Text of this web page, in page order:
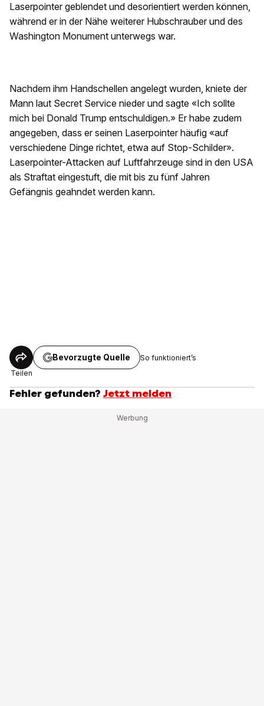
Laserpointer geblendet und desorientiert werden können,
während er in der Nähe weiterer Hubschrauber und des
Washington Monument unterwegs war.
Nachdem ihm Handschellen angelegt wurden, kniete der
Mann laut Secret Service nieder und sagte «Ich sollte
mich bei Donald Trump entschuldigen.» Er habe zudem
angegeben, dass er seinen Laserpointer häufig «auf
verschiedene Dinge richtet, etwa auf Stop-Schilder».
Laserpointer-Attacken auf Luftfahrzeuge sind in den USA
als Straftat eingestuft, die mit bis zu fünf Jahren
Gefängnis geahndet werden kann.
Teilen
Bevorzugte Quelle So funktioniert’s
Fehler gefunden? Jetzt melden